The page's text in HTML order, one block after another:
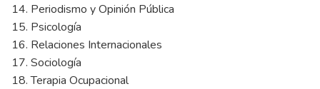
14. Periodismo y Opinión Pública
15. Psicología
16. Relaciones Internacionales
17. Sociología
18. Terapia Ocupacional